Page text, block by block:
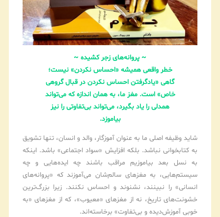
~ پروانه‌های زجر کشیده ~
خطر واقعی همیشه «احساس نکردن» نیست؛
گاهی «یادگرفتن احساس نکردن در قبال گروهی
خاص» است. مغز ما، به همان اندازه که می‌تواند
همدلی را یاد بگیرد، می‌تواند بی‌تفاوتی را نیز
بیاموزد.
شاید وظیفه اصلی ما به عنوان آموزگار، والد و انسان، تنها تشویق
به کتابخوانی نباشد. بلکه افزایش «سواد اجتماعی» باشد. اینکه
به نسل بعد بیاموزیم مراقب باشند چه ایده‌هایی و چه
سیستم‌هایی، به مغزهای سالم‌شان می‌آموزند که «پروانه‌های
انسانی» را نبینند، نشنوند و احساس نکنند. زیرا بزرگ‌ترین
خشونت‌های تاریخ، نه از مغزهای «معیوب»، که از مغزهای «به
خوبی آموزش‌دیده و بی‌تفاوت» برخاسته‌اند.